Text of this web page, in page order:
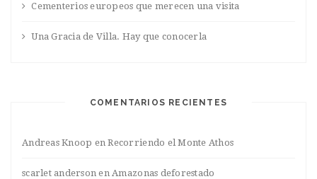
Cementerios europeos que merecen una visita
Una Gracia de Villa. Hay que conocerla
COMENTARIOS RECIENTES
Andreas Knoop enRecorriendo el Monte Athos
scarlet anderson enAmazonas deforestado